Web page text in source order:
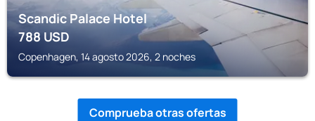
Scandic Palace Hotel
788USD
Copenhagen, 14 agosto 2026, 2 noches
Comprueba otras ofertas